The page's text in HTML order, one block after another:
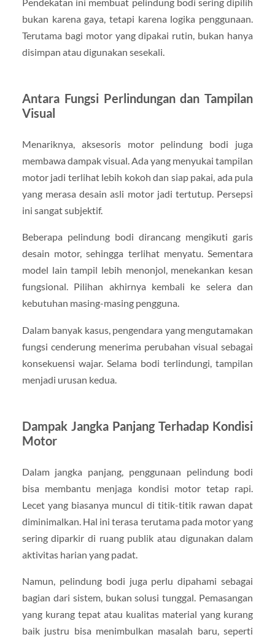
bukan karena gaya, tetapi karena logika penggunaan.
Terutama bagi motor yang dipakai rutin, bukan hanya
disimpan atau digunakan sesekali.
Antara Fungsi Perlindungan dan Tampilan
Visual
Menariknya, aksesoris motor pelindung bodi juga
membawa dampak visual. Ada yang menyukai tampilan
motor jadi terlihat lebih kokoh dan siap pakai, ada pula
yang merasa desain asli motor jadi tertutup. Persepsi
ini sangat subjektif.
Beberapa pelindung bodi dirancang mengikuti garis
desain motor, sehingga terlihat menyatu. Sementara
model lain tampil lebih menonjol, menekankan kesan
fungsional. Pilihan akhirnya kembali ke selera dan
kebutuhan masing-masing pengguna.
Dalam banyak kasus, pengendara yang mengutamakan
fungsi cenderung menerima perubahan visual sebagai
konsekuensi wajar. Selama bodi terlindungi, tampilan
menjadi urusan kedua.
Dampak Jangka Panjang Terhadap Kondisi
Motor
Dalam jangka panjang, penggunaan pelindung bodi
bisa membantu menjaga kondisi motor tetap rapi.
Lecet yang biasanya muncul di titik-titik rawan dapat
diminimalkan. Hal ini terasa terutama pada motor yang
sering diparkir di ruang publik atau digunakan dalam
aktivitas harian yang padat.
Namun, pelindung bodi juga perlu dipahami sebagai
bagian dari sistem, bukan solusi tunggal. Pemasangan
yang kurang tepat atau kualitas material yang kurang
baik justru bisa menimbulkan masalah baru, seperti